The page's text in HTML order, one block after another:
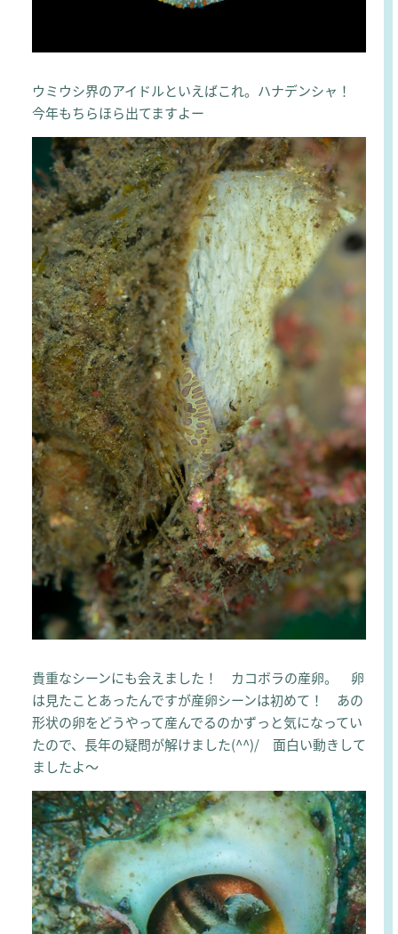
ウミウシ界のアイドルといえばこれ。ハナデンシャ！
今年もちらほら出てますよー
貴重なシーンにも会えました！ カコボラの産卵。 卵
は見たことあったんですが産卵シーンは初めて！ あの
形状の卵をどうやって産んでるのかずっと気になってい
たので、長年の疑問が解けました(^^)/ 面白い動きして
ましたよ～